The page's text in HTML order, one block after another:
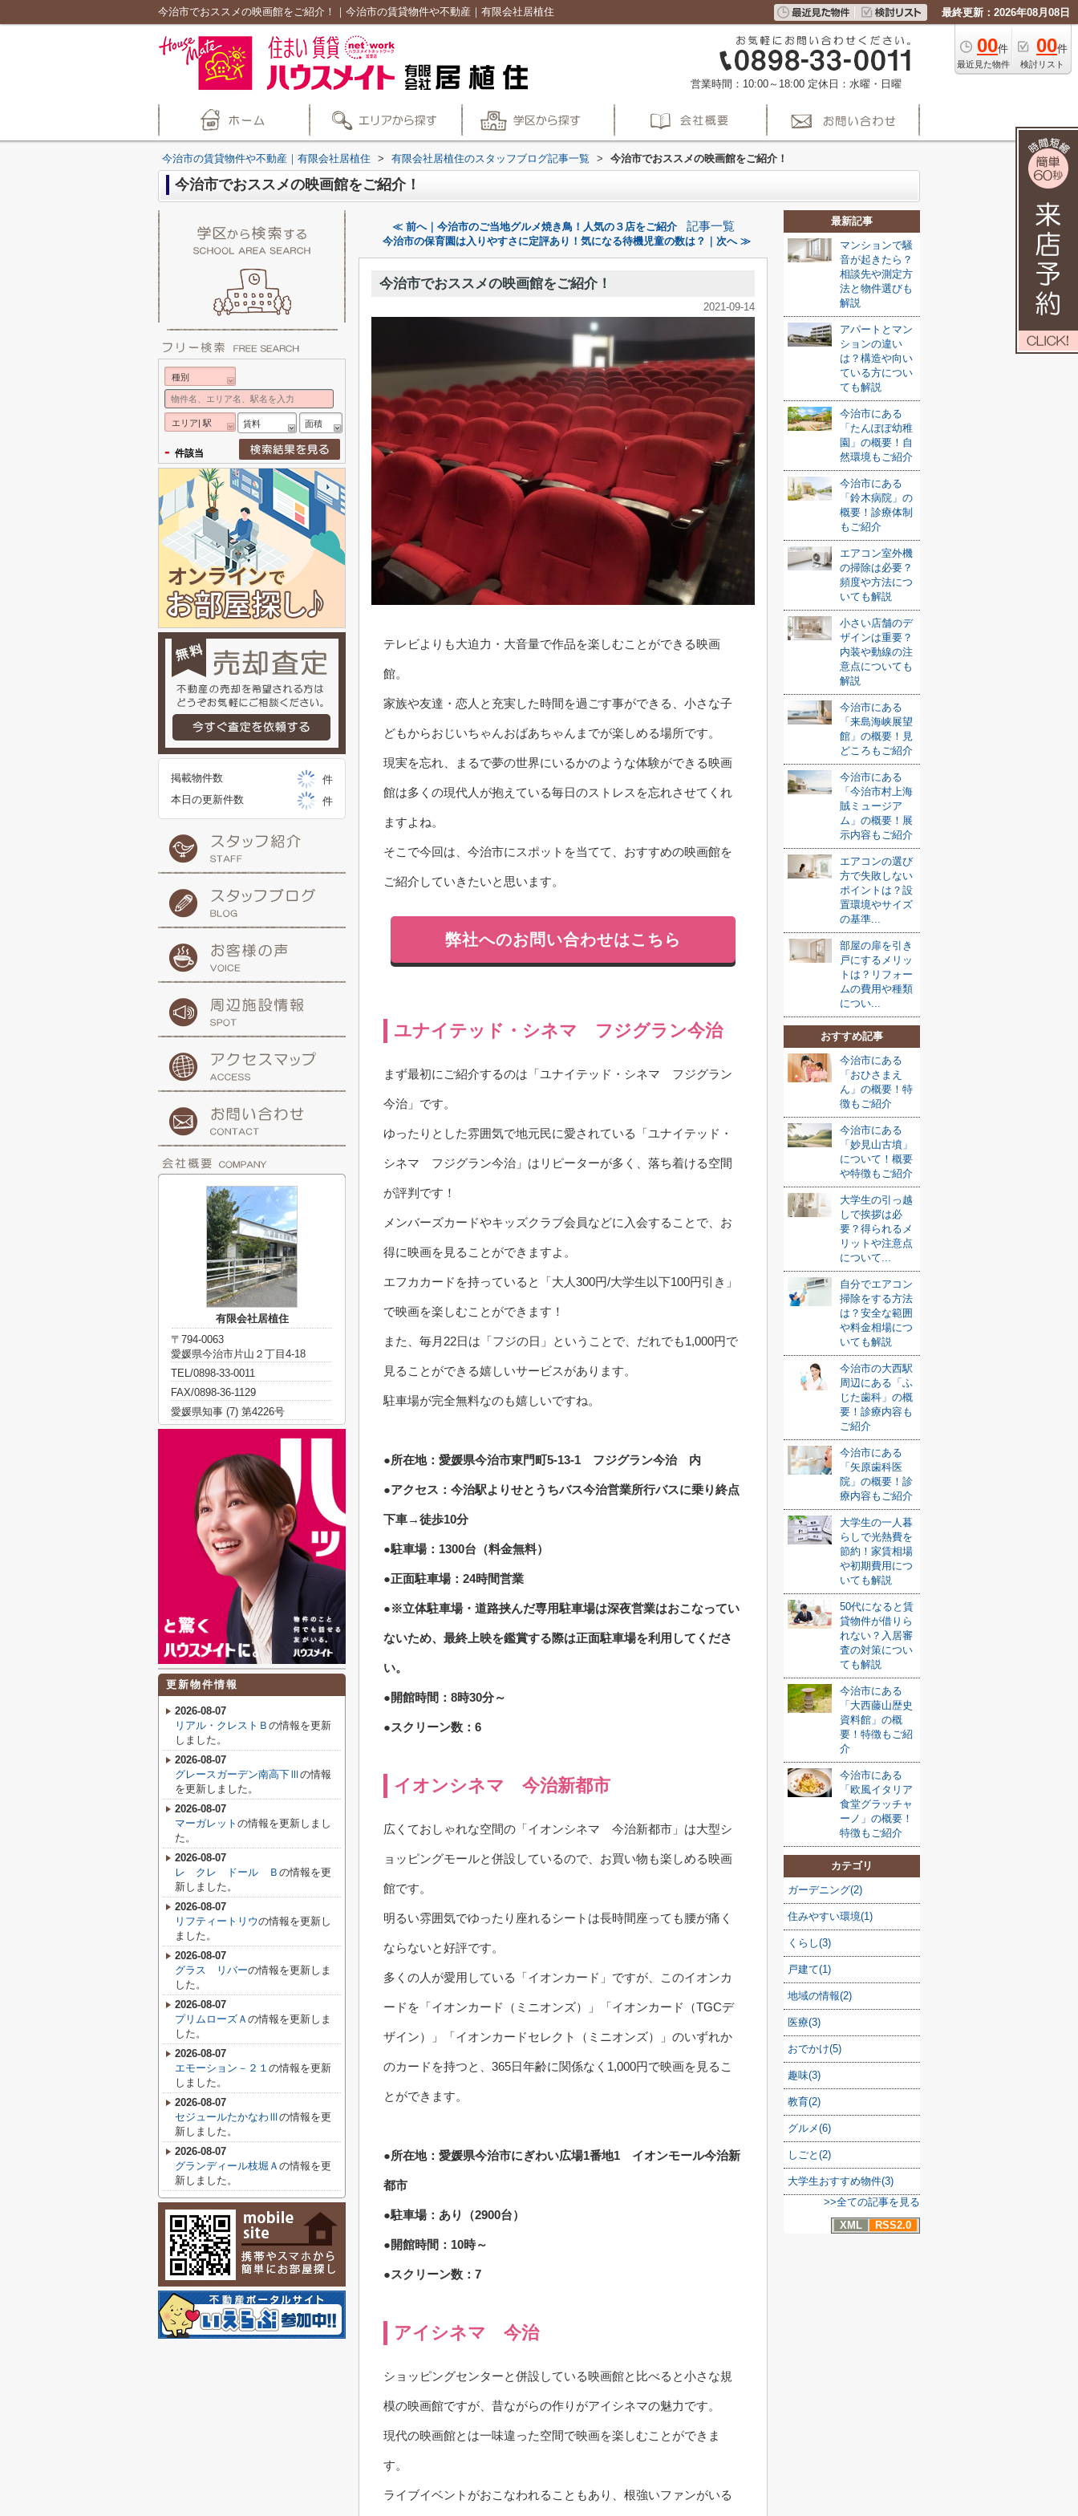
今治市でおススメの映画館をご紹介！｜今治市の賃貸物件や不動産｜有限会社居植住 最終更新：2026年08月08日
00件
最近見た物件
00件
検討リスト
営業時間：10:00～18:00 定休日：水曜・日曜
今治市の賃貸物件や不動産｜有限会社居植住 > 有限会社居植住のスタッフブログ記事一覧 > 今治市でおススメの映画館をご紹介！
今治市でおススメの映画館をご紹介！
≪ 前へ｜今治市のご当地グルメ焼き鳥！人気の３店をご紹介 記事一覧
今治市の保育園は入りやすさに定評あり！気になる待機児童の数は？｜次へ ≫
今治市でおススメの映画館をご紹介！
2021-09-14
テレビよりも大迫力・大音量で作品を楽しむことができる映画
館。
家族や友達・恋人と充実した時間を過ごす事ができる、小さな子
どもからおじいちゃんおばあちゃんまでが楽しめる場所です。
現実を忘れ、まるで夢の世界にいるかのような体験ができる映画
館は多くの現代人が抱えている毎日のストレスを忘れさせてくれ
ますよね。
そこで今回は、今治市にスポットを当てて、おすすめの映画館を
ご紹介していきたいと思います。
弊社へのお問い合わせはこちら
ユナイテッド・シネマ フジグラン今治
まず最初にご紹介するのは「ユナイテッド・シネマ フジグラン
今治」です。
ゆったりとした雰囲気で地元民に愛されている「ユナイテッド・
シネマ フジグラン今治」はリピーターが多く、落ち着ける空間
が評判です！
メンバーズカードやキッズクラブ会員などに入会することで、お
得に映画を見ることができますよ。
エフカカードを持っていると「大人300円/大学生以下100円引き」
で映画を楽しむことができます！
また、毎月22日は「フジの日」ということで、だれでも1,000円で
見ることができる嬉しいサービスがあります。
駐車場が完全無料なのも嬉しいですね。
●所在地：愛媛県今治市東門町5-13-1 フジグラン今治 内
●アクセス：今治駅よりせとうちバス今治営業所行バスに乗り終点
下車→徒歩10分
●駐車場：1300台（料金無料）
●正面駐車場：24時間営業
●※立体駐車場・道路挟んだ専用駐車場は深夜営業はおこなってい
ないため、最終上映を鑑賞する際は正面駐車場を利用してくださ
い。
●開館時間：8時30分～
●スクリーン数：6
イオンシネマ 今治新都市
広くておしゃれな空間の「イオンシネマ 今治新都市」は大型シ
ョッピングモールと併設しているので、お買い物も楽しめる映画
館です。
明るい雰囲気でゆったり座れるシートは長時間座っても腰が痛く
ならないと好評です。
多くの人が愛用している「イオンカード」ですが、このイオンカ
ードを「イオンカード（ミニオンズ）」「イオンカード（TGCデ
ザイン）」「イオンカードセレクト（ミニオンズ）」のいずれか
のカードを持つと、365日年齢に関係なく1,000円で映画を見るこ
とができます。
●所在地：愛媛県今治市にぎわい広場1番地1 イオンモール今治新
都市
●駐車場：あり（2900台）
●開館時間：10時～
●スクリーン数：7
アイシネマ 今治
ショッピングセンターと併設している映画館と比べると小さな規
模の映画館ですが、昔ながらの作りがアイシネマの魅力です。
現代の映画館とは一味違った空間で映画を楽しむことができま
す。
ライブイベントがおこなわれることもあり、根強いファンがいる
最新記事
マンションで騒
音が起きたら？
相談先や測定方
法と物件選びも
解説
アパートとマン
ションの違い
は？構造や向い
ている方につい
ても解説
今治市にある
「たんぽぽ幼稚
園」の概要！自
然環境もご紹介
今治市にある
「鈴木病院」の
概要！診療体制
もご紹介
エアコン室外機
の掃除は必要？
頻度や方法につ
いても解説
小さい店舗のデ
ザインは重要？
内装や動線の注
意点についても
解説
今治市にある
「来島海峡展望
館」の概要！見
どころもご紹介
今治市にある
「今治市村上海
賊ミュージア
ム」の概要！展
示内容もご紹介
エアコンの選び
方で失敗しない
ポイントは？設
置環境やサイズ
の基準...
部屋の扉を引き
戸にするメリッ
トは？リフォー
ムの費用や種類
につい...
おすすめ記事
今治市にある
「おひさまえ
ん」の概要！特
徴もご紹介
今治市にある
「妙見山古墳」
について！概要
や特徴もご紹介
大学生の引っ越
しで挨拶は必
要？得られるメ
リットや注意点
について...
自分でエアコン
掃除をする方法
は？安全な範囲
や料金相場につ
いても解説
今治市の大西駅
周辺にある「ふ
じた歯科」の概
要！診療内容も
ご紹介
今治市にある
「矢原歯科医
院」の概要！診
療内容もご紹介
大学生の一人暮
らしで光熱費を
節約！家賃相場
や初期費用につ
いても解説
50代になると賃
貸物件が借りら
れない？入居審
査の対策につい
ても解説
今治市にある
「大西藤山歴史
資料館」の概
要！特徴もご紹
介
今治市にある
「欧風イタリア
食堂グラッチャ
ーノ」の概要！
特徴もご紹介
カテゴリ
ガーデニング(2)
住みやすい環境(1)
くらし(3)
戸建て(1)
地域の情報(2)
医療(3)
おでかけ(5)
趣味(3)
教育(2)
グルメ(6)
しごと(2)
大学生おすすめ物件(3)
>>全ての記事を見る
XML
RSS2.0
種別
エリア| 駅 賃料 面積
- 件該当
掲載物件数
件
本日の更新件数
件
有限会社居植住
〒794-0063
愛媛県今治市片山２丁目4-18
TEL/0898-33-0011
FAX/0898-36-1129
愛媛県知事 (7) 第4226号
更新物件情報
2026-08-07
リアル・クレストＢ の情報を更新
しました。
2026-08-07
グレースガーデン南高下Ⅲの情報
を更新しました。
2026-08-07
マーガレット の情報を更新しまし
た。
2026-08-07
レ クレ ドール Ｂ の情報を更
新しました。
2026-08-07
リフティートリウの情報を更新し
ました。
2026-08-07
グラス リバーの情報を更新しま
した。
2026-08-07
プリムローズＡ の情報を更新しま
した。
2026-08-07
エモーション－２１ の情報を更新
しました。
2026-08-07
セジュールたかなわⅢの情報を更
新しました。
2026-08-07
グランディール枝堀Ａ の情報を更
新しました。